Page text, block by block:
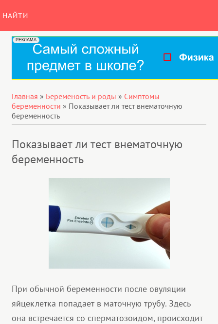
НАЙТИ
Главная » Беременость и роды » Симптомы
беременности » Показывает ли тест внематочную
беременность
Показывает ли тест внематочную
беременность
При обычной беременности после овуляции
яйцеклетка попадает в маточную трубу. Здесь
она встречается со сперматозоидом, происходит